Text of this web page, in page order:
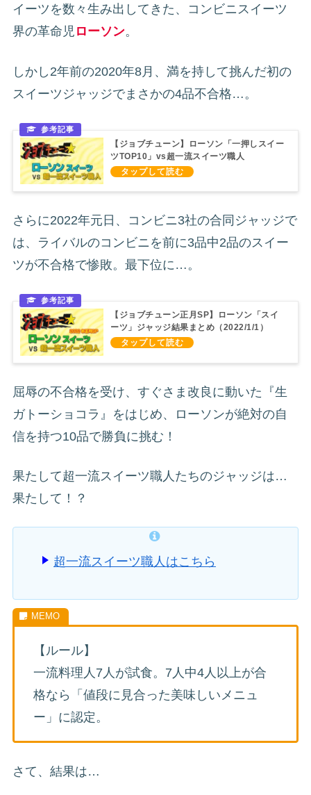
イーツを数々生み出してきた、コンビニスイーツ
界の革命児 ローソン。
しかし2年前の2020年8月、満を持して挑んだ初の
スイーツジャッジでまさかの4品不合格…。
【ジョブチューン】ローソン「一押しスイー
ツTOP10」vs超一流スイーツ職人
（2020/8/22）
さらに2022年元日、コンビニ3社の合同ジャッジで
は、ライバルのコンビニを前に3品中2品のスイー
ツが不合格で惨敗。最下位に…。
【ジョブチューン正月SP】ローソン「スイ
ーツ」ジャッジ結果まとめ（2022/1/1）
屈辱の不合格を受け、すぐさま改良に動いた『生
ガトーショコラ』をはじめ、ローソンが絶対の自
信を持つ10品で勝負に挑む！
果たして超一流スイーツ職人たちのジャッジは…
果たして！？
超一流スイーツ職人はこちら
【ルール】
一流料理人7人が試食。7人中4人以上が合
格なら「値段に見合った美味しいメニュ
ー」に認定。
さて、結果は…